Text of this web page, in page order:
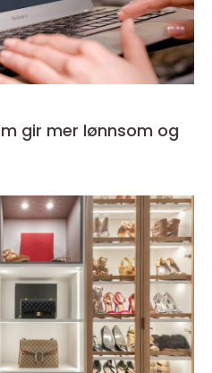
gir mer lønnsom og